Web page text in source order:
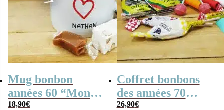
Mug bonbon
années 60 “Mon
petit fils parfait” –
18,90€
Coffret bonbons
des années 70
personnalisé
26,90€